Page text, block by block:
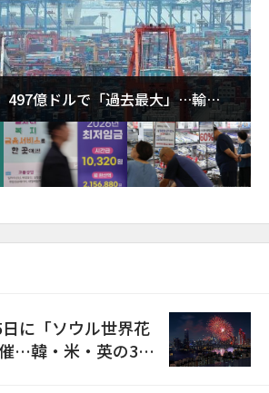
497億ドルで「過去最大」…輸出
突破
に「ソウル世界花
…韓・米・英の3カ